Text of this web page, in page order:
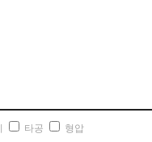
타공 형압